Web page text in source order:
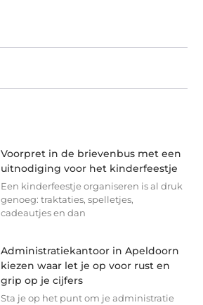
Voorpret in de brievenbus met een
uitnodiging voor het kinderfeestje
Een kinderfeestje organiseren is al druk
genoeg: traktaties, spelletjes,
cadeautjes en dan
Administratiekantoor in Apeldoorn
kiezen waar let je op voor rust en
grip op je cijfers
Sta je op het punt om je administratie